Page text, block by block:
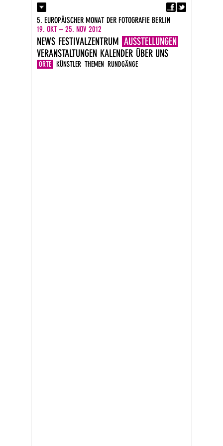
Kontakt
Presse
Impressum
DE
EN
5. EUROPÄISCHER MONAT DER FOTOGRAFIE BERLIN
19. OKT – 25. NOV 2012
NEWS FESTIVALZENTRUM AUSSTELLUNGEN
ORTE KÜNSTLER THEMEN RUNDGÄNGE
VERANSTALTUNGEN KALENDER ÜBER UNS